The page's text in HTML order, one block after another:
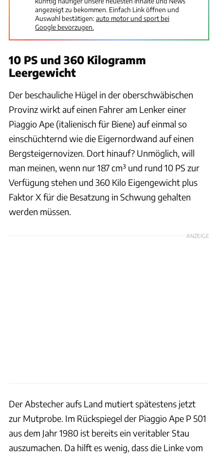
angezeigt zu bekommen. Einfach Link öffnen und
Auswahl bestätigen:auto motor und sport bei
Google bevorzugen.
10 PS und 360 Kilogramm
Leergewicht
Der beschauliche Hügel in der oberschwäbischen
Provinz wirkt auf einen Fahrer am Lenker einer
Piaggio Ape (italienisch für Biene) auf einmal so
einschüchternd wie die Eigernordwand auf einen
Bergsteigernovizen. Dort hinauf? Unmöglich, will
man meinen, wenn nur 187 cm³ und rund 10 PS zur
Verfügung stehen und 360 Kilo Eigengewicht plus
Faktor X für die Besatzung in Schwung gehalten
werden müssen.
ANZEIGE
Der Abstecher aufs Land mutiert spätestens jetzt
zur Mutprobe. Im Rückspiegel der Piaggio Ape P 501
aus dem Jahr 1980 ist bereits ein veritabler Stau
auszumachen. Da hilft es wenig, dass die Linke vom